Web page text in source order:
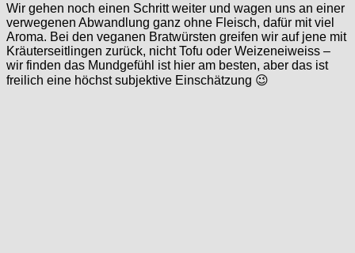
Wir gehen noch einen Schritt weiter und wagen uns an einer
verwegenen Abwandlung ganz ohne Fleisch, dafür mit viel
Aroma. Bei den veganen Bratwürsten greifen wir auf jene mit
Kräuterseitlingen zurück, nicht Tofu oder Weizeneiweiss –
wir finden das Mundgefühl ist hier am besten, aber das ist
freilich eine höchst subjektive Einschätzung 😉